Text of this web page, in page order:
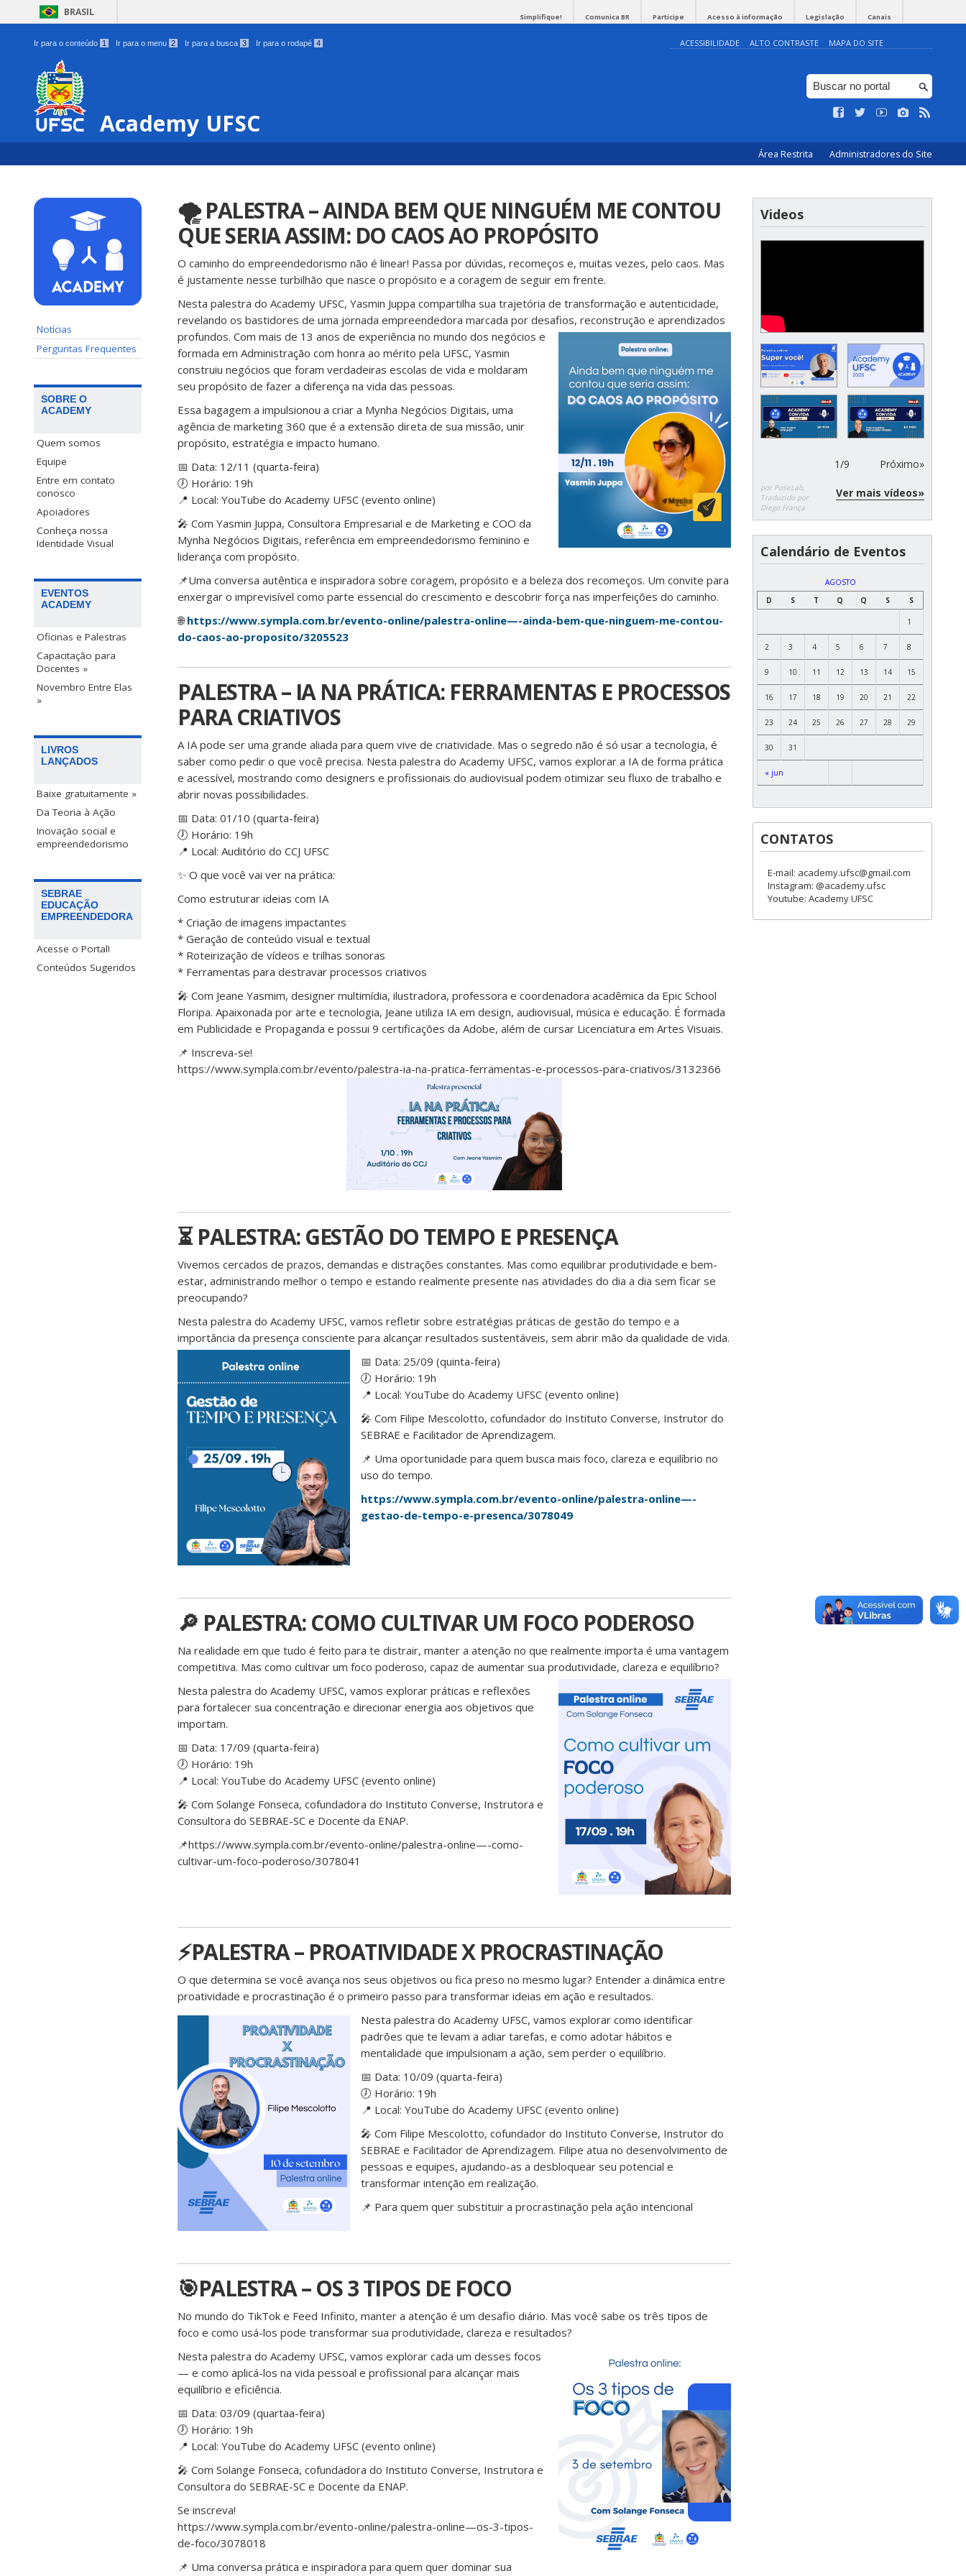
BRASIL Simplifique! Comunica BR Participe Acesso à informação Legislação Canais
Ir para o conteúdo 1 Ir para o menu 2 Ir para a busca 3 Ir para o rodapé 4 ACESSIBILIDADE ALTO CONTRASTE MAPA DO SITE
Academy UFSC
Área Restrita Administradores do Site
Notícias
Perguntas Frequentes
SOBRE O
ACADEMY
Quem somos
Equipe
Entre em contato
conosco
Apoiadores
Conheça nossa
Identidade Visual
EVENTOS
ACADEMY
Oficinas e Palestras
Capacitação para
Docentes »
Novembro Entre Elas
»
LIVROS
LANÇADOS
Baixe gratuitamente »
Da Teoria à Ação
Inovação social e
empreendedorismo
SEBRAE
EDUCAÇÃO
EMPREENDEDORA
Acesse o Portal!
Conteúdos Sugeridos
🌪 PALESTRA – AINDA BEM QUE NINGUÉM ME CONTOU
QUE SERIA ASSIM: DO CAOS AO PROPÓSITO
O caminho do empreendedorismo não é linear! Passa por dúvidas, recomeços e, muitas vezes, pelo caos. Mas
é justamente nesse turbilhão que nasce o propósito e a coragem de seguir em frente.
Nesta palestra do Academy UFSC, Yasmin Juppa compartilha sua trajetória de transformação e autenticidade,
revelando os bastidores de uma jornada empreendedora marcada por desafios, reconstrução e aprendizados
profundos. Com mais de 13 anos de experiência no mundo dos negócios e
formada em Administração com honra ao mérito pela UFSC, Yasmin
construiu negócios que foram verdadeiras escolas de vida e moldaram
seu propósito de fazer a diferença na vida das pessoas.
Essa bagagem a impulsionou a criar a Mynha Negócios Digitais, uma
agência de marketing 360 que é a extensão direta de sua missão, unir
propósito, estratégia e impacto humano.
📅 Data: 12/11 (quarta-feira)
🕖 Horário: 19h
📍 Local: YouTube do Academy UFSC (evento online)
🎤 Com Yasmin Juppa, Consultora Empresarial e de Marketing e COO da
Mynha Negócios Digitais, referência em empreendedorismo feminino e
liderança com propósito.
📌Uma conversa autêntica e inspiradora sobre coragem, propósito e a beleza dos recomeços. Um convite para
enxergar o imprevisível como parte essencial do crescimento e descobrir força nas imperfeições do caminho.
🌐https://www.sympla.com.br/evento-online/palestra-online—-ainda-bem-que-ninguem-me-contou-
do-caos-ao-proposito/3205523
PALESTRA – IA NA PRÁTICA: FERRAMENTAS E PROCESSOS
PARA CRIATIVOS
A IA pode ser uma grande aliada para quem vive de criatividade. Mas o segredo não é só usar a tecnologia, é
saber como pedir o que você precisa. Nesta palestra do Academy UFSC, vamos explorar a IA de forma prática
e acessível, mostrando como designers e profissionais do audiovisual podem otimizar seu fluxo de trabalho e
abrir novas possibilidades.
📅 Data: 01/10 (quarta-feira)
🕖 Horário: 19h
📍 Local: Auditório do CCJ UFSC
✨ O que você vai ver na prática:
Como estruturar ideias com IA
* Criação de imagens impactantes
* Geração de conteúdo visual e textual
* Roteirização de vídeos e trilhas sonoras
* Ferramentas para destravar processos criativos
🎤 Com Jeane Yasmim, designer multimídia, ilustradora, professora e coordenadora acadêmica da Epic School
Floripa. Apaixonada por arte e tecnologia, Jeane utiliza IA em design, audiovisual, música e educação. É formada
em Publicidade e Propaganda e possui 9 certificações da Adobe, além de cursar Licenciatura em Artes Visuais.
📌 Inscreva-se!
https://www.sympla.com.br/evento/palestra-ia-na-pratica-ferramentas-e-processos-para-criativos/3132366
⏳ PALESTRA: GESTÃO DO TEMPO E PRESENÇA
Vivemos cercados de prazos, demandas e distrações constantes. Mas como equilibrar produtividade e bem-
estar, administrando melhor o tempo e estando realmente presente nas atividades do dia a dia sem ficar se
preocupando?
Nesta palestra do Academy UFSC, vamos refletir sobre estratégias práticas de gestão do tempo e a
importância da presença consciente para alcançar resultados sustentáveis, sem abrir mão da qualidade de vida.
📅 Data: 25/09 (quinta-feira)
🕖 Horário: 19h
📍 Local: YouTube do Academy UFSC (evento online)
🎤 Com Filipe Mescolotto, cofundador do Instituto Converse, Instrutor do
SEBRAE e Facilitador de Aprendizagem.
📌 Uma oportunidade para quem busca mais foco, clareza e equilíbrio no
uso do tempo.
https://www.sympla.com.br/evento-online/palestra-online—-
gestao-de-tempo-e-presenca/3078049
🔎 PALESTRA: COMO CULTIVAR UM FOCO PODEROSO
Na realidade em que tudo é feito para te distrair, manter a atenção no que realmente importa é uma vantagem
competitiva. Mas como cultivar um foco poderoso, capaz de aumentar sua produtividade, clareza e equilíbrio?
Nesta palestra do Academy UFSC, vamos explorar práticas e reflexões
para fortalecer sua concentração e direcionar energia aos objetivos que
importam.
📅 Data: 17/09 (quarta-feira)
🕖 Horário: 19h
📍 Local: YouTube do Academy UFSC (evento online)
🎤 Com Solange Fonseca, cofundadora do Instituto Converse, Instrutora e
Consultora do SEBRAE-SC e Docente da ENAP.
📌https://www.sympla.com.br/evento-online/palestra-online—-como-
cultivar-um-foco-poderoso/3078041
⚡PALESTRA – PROATIVIDADE X PROCRASTINAÇÃO
O que determina se você avança nos seus objetivos ou fica preso no mesmo lugar? Entender a dinâmica entre
proatividade e procrastinação é o primeiro passo para transformar ideias em ação e resultados.
Nesta palestra do Academy UFSC, vamos explorar como identificar
padrões que te levam a adiar tarefas, e como adotar hábitos e
mentalidade que impulsionam a ação, sem perder o equilíbrio.
📅 Data: 10/09 (quarta-feira)
🕖 Horário: 19h
📍 Local: YouTube do Academy UFSC (evento online)
🎤 Com Filipe Mescolotto, cofundador do Instituto Converse, Instrutor do
SEBRAE e Facilitador de Aprendizagem. Filipe atua no desenvolvimento de
pessoas e equipes, ajudando-as a desbloquear seu potencial e
transformar intenção em realização.
📌 Para quem quer substituir a procrastinação pela ação intencional
🎯PALESTRA – OS 3 TIPOS DE FOCO
No mundo do TikTok e Feed Infinito, manter a atenção é um desafio diário. Mas você sabe os três tipos de
foco e como usá-los pode transformar sua produtividade, clareza e resultados?
Nesta palestra do Academy UFSC, vamos explorar cada um desses focos
— e como aplicá-los na vida pessoal e profissional para alcançar mais
equilíbrio e eficiência.
📅 Data: 03/09 (quartaa-feira)
🕖 Horário: 19h
📍 Local: YouTube do Academy UFSC (evento online)
🎤 Com Solange Fonseca, cofundadora do Instituto Converse, Instrutora e
Consultora do SEBRAE-SC e Docente da ENAP.
Se inscreva!
https://www.sympla.com.br/evento-online/palestra-online—os-3-tipos-
de-foco/3078018
📌 Uma conversa prática e inspiradora para quem quer dominar sua
Videos
1/9 Próximo»
por PoseLab,
Traduzido por
Diego França
Ver mais vídeos»
Calendário de Eventos
AGOSTO
D
S T Q Q S S
« jun
1
2 3 4 5 6 7 8
9 10 11 12 13 14 15
16 17 18 19 20 21 22
23 24 25 26 27 28 29
30 31
CONTATOS
E-mail: academy.ufsc@gmail.com
Instagram: @academy.ufsc
Youtube: Academy UFSC